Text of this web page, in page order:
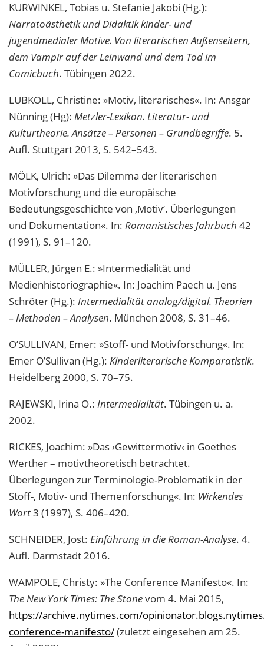
KURWINKEL, Tobias u. Stefanie Jakobi (Hg.):
Narratoästhetik und Didaktik kinder- und
jugendmedialer Motive. Von literarischen Außenseitern,
dem Vampir auf der Leinwand und dem Tod im
Comicbuch. Tübingen 2022.
LUBKOLL, Christine: »Motiv, literarisches«. In: Ansgar
Nünning (Hg): Metzler-Lexikon. Literatur- und
Kulturtheorie. Ansätze – Personen – Grundbegriffe. 5.
Aufl. Stuttgart 2013, S. 542–543.
MÖLK, Ulrich: »Das Dilemma der literarischen
Motivforschung und die europäische
Bedeutungsgeschichte von ‚Motiv‘. Überlegungen
und Dokumentation«. In: Romanistisches Jahrbuch 42
(1991), S. 91–120.
MÜLLER, Jürgen E.: »Intermedialität und
Medienhistoriographie«. In: Joachim Paech u. Jens
Schröter (Hg.): Intermedialität analog/digital. Theorien
– Methoden – Analysen. München 2008, S. 31–46.
O’SULLIVAN, Emer: »Stoff- und Motivforschung«. In:
Emer O’Sullivan (Hg.): Kinderliterarische Komparatistik.
Heidelberg 2000, S. 70–75.
RAJEWSKI, Irina O.: Intermedialität. Tübingen u. a.
2002.
RICKES, Joachim: »Das ›Gewittermotiv‹ in Goethes
Werther – motivtheoretisch betrachtet.
Überlegungen zur Terminologie-Problematik in der
Stoff-, Motiv- und Themenforschung«. In: Wirkendes
Wort3 (1997), S. 406–420.
SCHNEIDER, Jost: Einführung in die Roman-Analyse. 4.
Aufl. Darmstadt 2016.
WAMPOLE, Christy: »The Conference Manifesto«. In:
The New York Times: The Stonevom 4. Mai 2015,
https://archive.nytimes.com/
conference-manifesto/(zuletzt eingesehen am 25.